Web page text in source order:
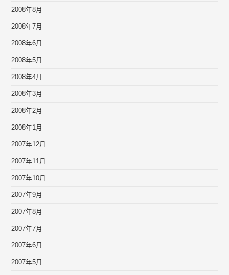
2008年8月
2008年7月
2008年6月
2008年5月
2008年4月
2008年3月
2008年2月
2008年1月
2007年12月
2007年11月
2007年10月
2007年9月
2007年8月
2007年7月
2007年6月
2007年5月